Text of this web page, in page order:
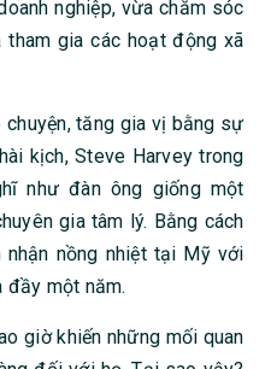
nghiệp, vừa chăm sóc
gia các hoạt động xã
tăng gia vị bằng sự
kịch, Steve Harvey trong
như đàn ông giống một
gia tâm lý. Bằng cách
nồng nhiệt tại Mỹ với
đầy một năm.
giờ khiến những mối quan